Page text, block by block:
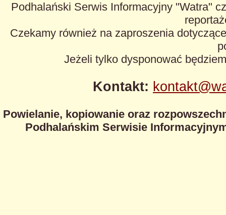
Podhalański Serwis Informacyjny "Watra"
Czekamy również na zaproszenia
Jeżeli tylko dysponować
Kontakt:
Powielanie, kopiowanie oraz
Podhalańskim Serwisie